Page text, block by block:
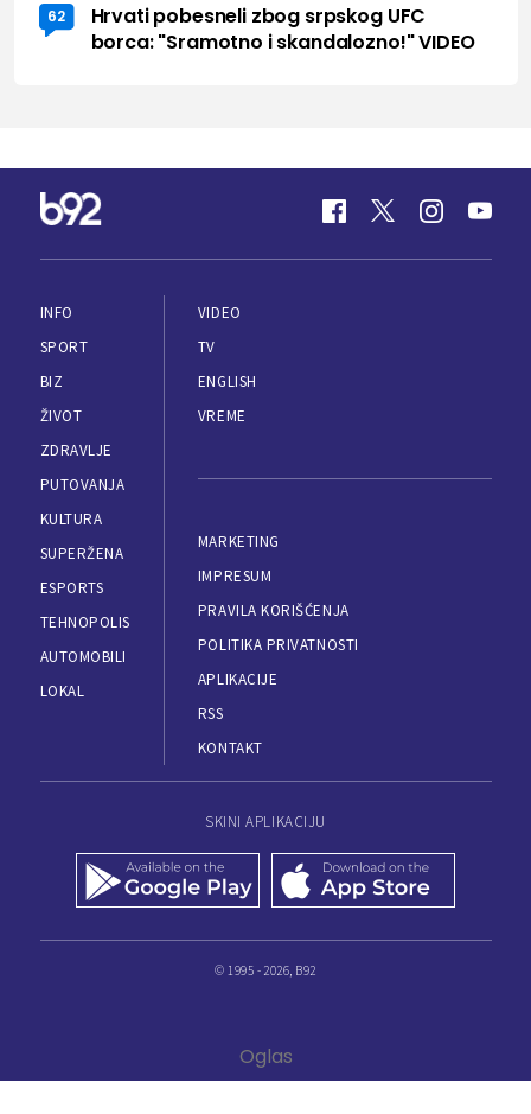
62
Hrvati pobesneli zbog srpskog UFC
borca: "Sramotno i skandalozno!" VIDEO
INFO
SPORT
BIZ
ŽIVOT
ZDRAVLJE
PUTOVANJA
KULTURA
SUPERŽENA
ESPORTS
TEHNOPOLIS
AUTOMOBILI
LOKAL
VIDEO
TV
ENGLISH
VREME
MARKETING
IMPRESUM
PRAVILA KORIŠĆENJA
POLITIKA PRIVATNOSTI
APLIKACIJE
RSS
KONTAKT
SKINI APLIKACIJU
© 1995 - 2026, B92